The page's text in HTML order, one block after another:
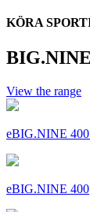
KÖRA
View the range
eBIG.NINE
eBIG.NINE 400